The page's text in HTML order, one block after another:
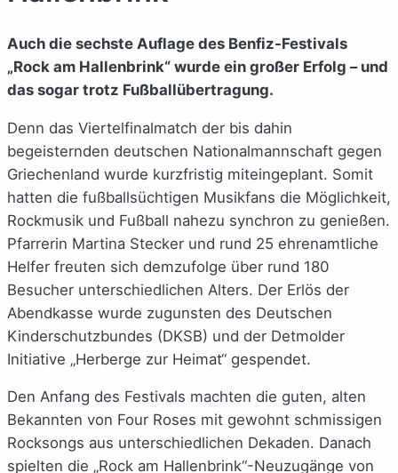
Auch die sechste Auflage des Benfiz-Festivals
„Rock am Hallenbrink“ wurde ein großer Erfolg – und
das sogar trotz Fußballübertragung.
Denn das Viertelfinalmatch der bis dahin
begeisternden deutschen Nationalmannschaft gegen
Griechenland wurde kurzfristig miteingeplant. Somit
hatten die fußballsüchtigen Musikfans die Möglichkeit,
Rockmusik und Fußball nahezu synchron zu genießen.
Pfarrerin Martina Stecker und rund 25 ehrenamtliche
Helfer freuten sich demzufolge über rund 180
Besucher unterschiedlichen Alters. Der Erlös der
Abendkasse wurde zugunsten des Deutschen
Kinderschutzbundes (DKSB) und der Detmolder
Initiative „Herberge zur Heimat“ gespendet.
Den Anfang des Festivals machten die guten, alten
Bekannten von Four Roses mit gewohnt schmissigen
Rocksongs aus unterschiedlichen Dekaden. Danach
spielten die „Rock am Hallenbrink“-Neuzugänge von